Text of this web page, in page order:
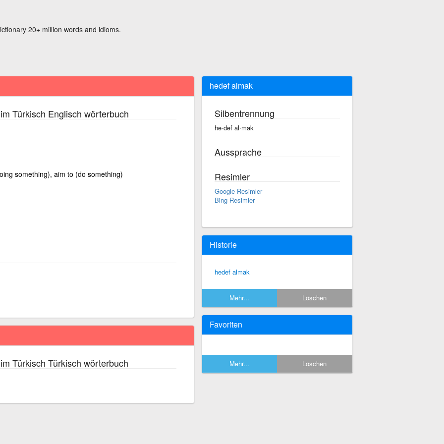
20+ million words and idioms.
Türkisch Englisch wörterbuch
something), aim to (do something)
Türkisch Türkisch wörterbuch
hedef almak
Silbentrennung
he·def al·mak
Aussprache
Resimler
Google Resimler
Bing Resimler
Historie
hedef almak
Mehr... Löschen
Favoriten
Mehr... Löschen